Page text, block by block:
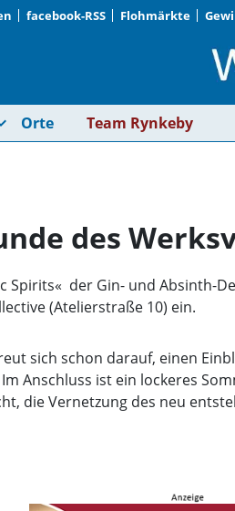
facebook-RSS Flohmärkte
Orte Team Rynkeby
des
 der Gin- und Absinth-
(Atelierstraße 10) ein.
sich schon darauf, einen
Anschluss ist ein lockeres
die Vernetzung des neu